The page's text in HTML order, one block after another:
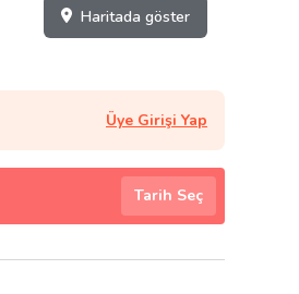
Haritada göster
Üye Girişi Yap
Tarih Seç